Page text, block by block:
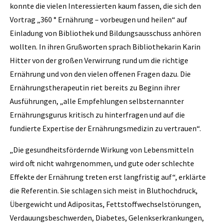
konnte die vielen Interessierten kaum fassen, die sich den
Vortrag „360 ° Ernährung – vorbeugen und heilen“ auf
Einladung von Bibliothek und Bildungsausschuss anhören
wollten. In ihren Grußworten sprach Bibliothekarin Karin
Hitter von der großen Verwirrung rund um die richtige
Ernährung und von den vielen offenen Fragen dazu. Die
Ernährungstherapeutin riet bereits zu Beginn ihrer
Ausführungen, „alle Empfehlungen selbsternannter
Ernährungsgurus kritisch zu hinterfragen und auf die
fundierte Expertise der Ernährungsmedizin zu vertrauen“.
„Die gesundheitsfördernde Wirkung von Lebensmitteln
wird oft nicht wahrgenommen, und gute oder schlechte
Effekte der Ernährung treten erst langfristig auf“, erklärte
die Referentin. Sie schlagen sich meist in Bluthochdruck,
Übergewicht und Adipositas, Fettstoffwechselstörungen,
Verdauungsbeschwerden, Diabetes, Gelenkserkrankungen,